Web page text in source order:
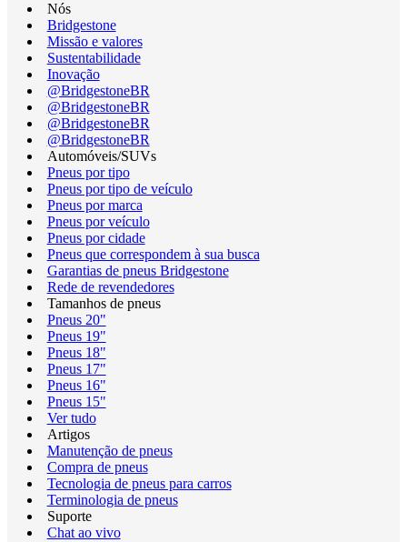
Nós
Bridgestone
Missão e valores
Sustentabilidade
Inovação
@BridgestoneBR
@BridgestoneBR
@BridgestoneBR
@BridgestoneBR
Automóveis/SUVs
Pneus por tipo
Pneus por tipo de veículo
Pneus por marca
Pneus por veículo
Pneus por cidade
Pneus que correspondem à sua busca
Garantias de pneus Bridgestone
Rede de revendedores
Tamanhos de pneus
Pneus 20"
Pneus 19"
Pneus 18"
Pneus 17"
Pneus 16"
Pneus 15"
Ver tudo
Artigos
Manutenção de pneus
Compra de pneus
Tecnologia de pneus para carros
Terminologia de pneus
Suporte
Chat ao vivo